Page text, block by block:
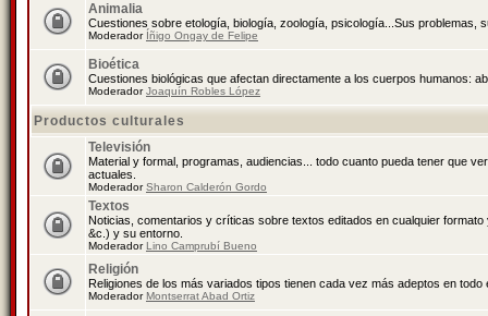
Animalia
Cuestiones sobre etología, biología, zoología, psicología...Sus problemas,
Moderador Íñigo Ongay de Felipe
Bioética
Cuestiones biológicas que afectan directamente a los cuerpos humanos:
ModeradorJoaquín Robles López
Productos culturales
Televisión
Material y formal, programas, audiencias... todo cuanto pueda tener que
actuales.
ModeradorSharon Calderón Gordo
Textos
Noticias, comentarios y críticas sobre textos editados en cualquier
&c.) y su entorno.
ModeradorLino Camprubí Bueno
Religión
Religiones de los más variados tipos tienen cada vez más adeptos en todo
ModeradorMontserrat Abad Ortiz